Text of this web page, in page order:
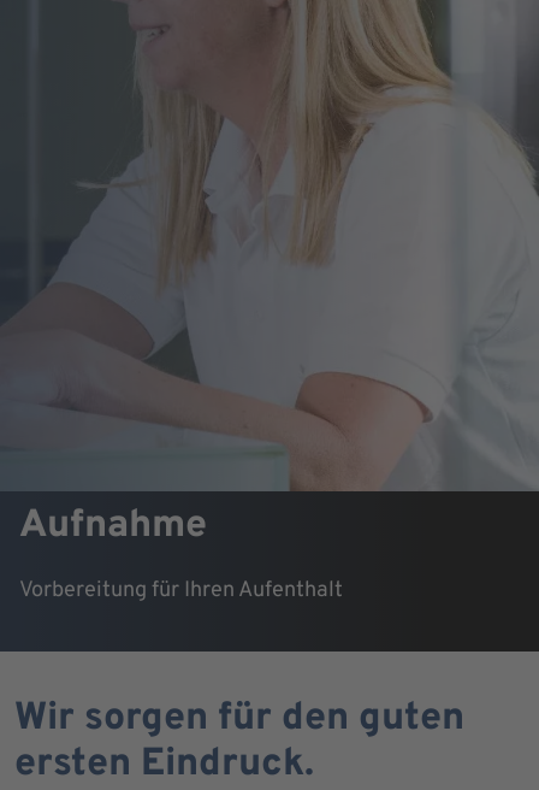
Aufnahme
Vorbereitung für Ihren Aufenthalt
Wir sorgen für den guten
ersten Eindruck.